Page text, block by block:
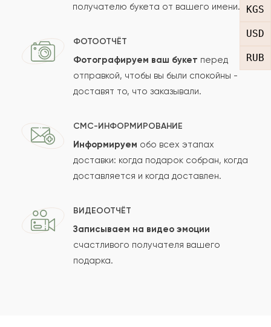
KGS
USD
RUB
Отзыв
Сколько будет
Отзыв будет опубликован после проверки.
Проверяем на спам.
получателю букета от вашего имени.
ФОТООТЧЁТ
Фотографируем ваш букет перед
отправкой, чтобы вы были спокойны -
доставят то, что заказывали.
СМС-ИНФОРМИРОВАНИЕ
Информируем обо всех этапах
доставки: когда подарок собран, когда
доставляется и когда доставлен.
ВИДЕООТЧЁТ
Записываем на видео эмоции
счастливого получателя вашего
подарка.